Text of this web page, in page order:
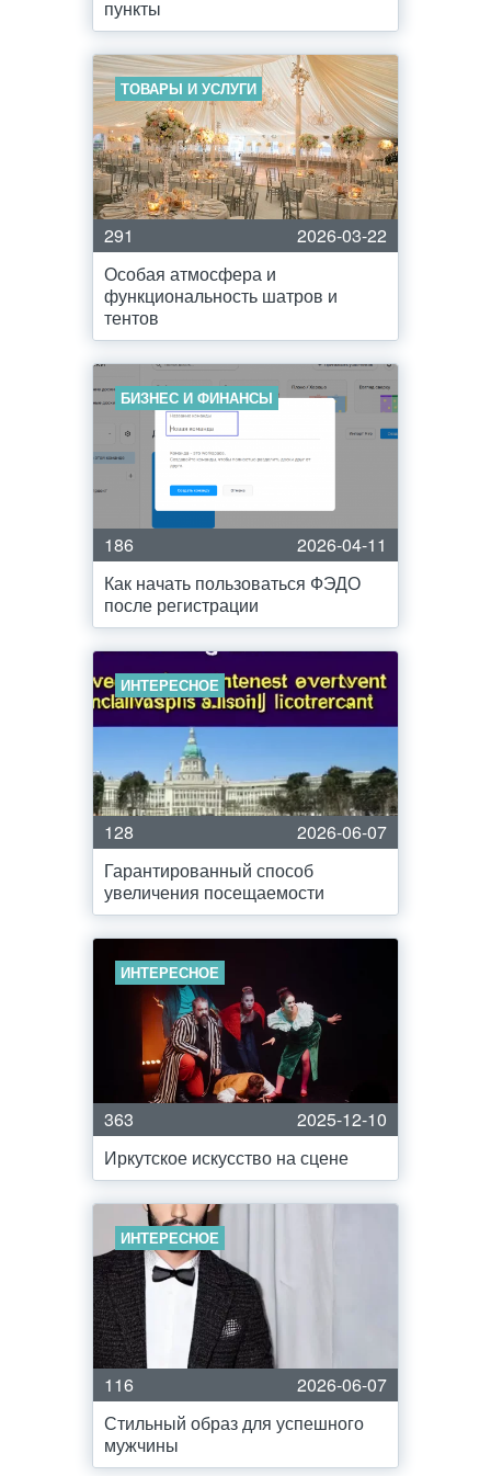
пункты
ТОВАРЫ И УСЛУГИ
291
2026-03-22
Особая атмосфера и
функциональность шатров и
тентов
БИЗНЕС И ФИНАНСЫ
186
2026-04-11
Как начать пользоваться ФЭДО
после регистрации
ИНТЕРЕСНОЕ
128
2026-06-07
Гарантированный способ
увеличения посещаемости
ИНТЕРЕСНОЕ
363
2025-12-10
Иркутское искусство на сцене
ИНТЕРЕСНОЕ
116
2026-06-07
Стильный образ для успешного
мужчины